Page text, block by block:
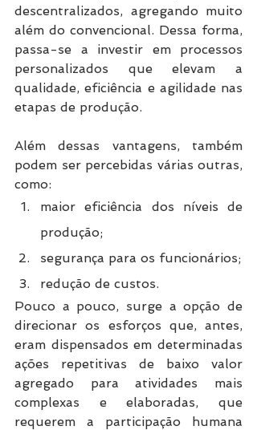
descentralizados, agregando muito
além do convencional. Dessa forma,
passa-se a investir em processos
personalizados que elevam a
qualidade, eficiência e agilidade nas
etapas de produção.
Além dessas vantagens, também
podem ser percebidas várias outras,
como:
maior eficiência dos níveis de
produção;
segurança para os funcionários;
redução de custos.
Pouco a pouco, surge a opção de
direcionar os esforços que, antes,
eram dispensados em determinadas
ações repetitivas de baixo valor
agregado para atividades mais
complexas e elaboradas, que
requerem a participação humana